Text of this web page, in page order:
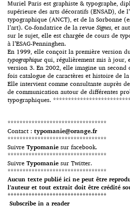
Muriel Paris est graphiste & typographe,
supérieure des arts décoratifs (ENSAD), de
typographique (ANCT), et de la Sorbonne
l’art). Co-fondatrice de la revue Signes, et
sur le sujet, elle est chargée de cours de
à l’ESAG-Penninghen.
En 1999, elle conçoit la première version
typographique qui, régulièrement mis à jour,
version 3. En 2002, elle imagine un second
fois catalogue de caractères et histoire de
Elle intervient comme consultante auprès
de communication autour de différentes
typographiques.
*********************************
Contact : typomanie@orange.fr
*********************************
Suivre Typomanie sur facebook.
*********************************
Suivre Typomanie sur Twitter.
*********************************
Aucun texte publié ici ne peut être
l’auteur et tout extrait doit être crédité
*********************************
Subscribe in a reader